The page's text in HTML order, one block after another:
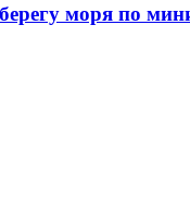
моря по